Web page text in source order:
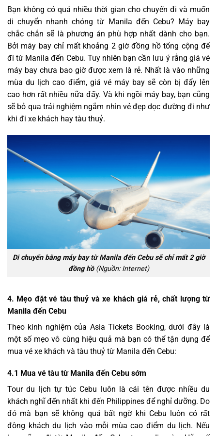
Bạn không có quá nhiều thời gian cho chuyến đi và muốn
di chuyển nhanh chóng từ Manila đến Cebu? Máy bay
chắc chắn sẽ là phương án phù hợp nhất dành cho bạn.
Bởi máy bay chỉ mất khoảng 2 giờ đồng hồ tổng cộng để
đi từ Manila đến Cebu. Tuy nhiên bạn cần lưu ý rằng giá vé
máy bay chưa bao giờ được xem là rẻ. Nhất là vào những
mùa du lịch cao điểm, giá vé máy bay sẽ còn bị đẩy lên
cao hơn rất nhiều nữa đấy. Và khi ngồi máy bay, bạn cũng
sẽ bỏ qua trải nghiệm ngắm nhìn vẻ đẹp dọc đường đi như
khi đi xe khách hay tàu thuỷ.
Di chuyển bằng máy bay từ Manila đến Cebu sẽ chỉ mất 2 giờ
đồng hồ(Nguồn: Internet)
4. Mẹo đặt vé tàu thuỷ và xe khách giá rẻ, chất lượng từ
Manila đến Cebu
Theo kinh nghiệm của Asia Tickets Booking, dưới đây là
một số mẹo vô cùng hiệu quả mà bạn có thể tận dụng để
mua vé xe khách và tàu thuỷ từ Manila đến Cebu:
4.1 Mua vé tàu từ Manila đến Cebu sớm
Tour du lịch tự túc Cebu luôn là cái tên được nhiều du
khách nghĩ đến nhất khi đến Philippines để nghỉ dưỡng. Do
đó mà bạn sẽ không quá bất ngờ khi Cebu luôn có rất
đông khách du lịch vào mỗi mùa cao điểm du lịch. Nếu